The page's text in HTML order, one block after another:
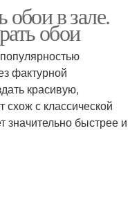
Маленький зал
в зале.
обои
фактурной
красивую,
схож с классической
значительно быстрее и